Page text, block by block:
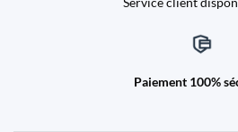
Paiement 100%